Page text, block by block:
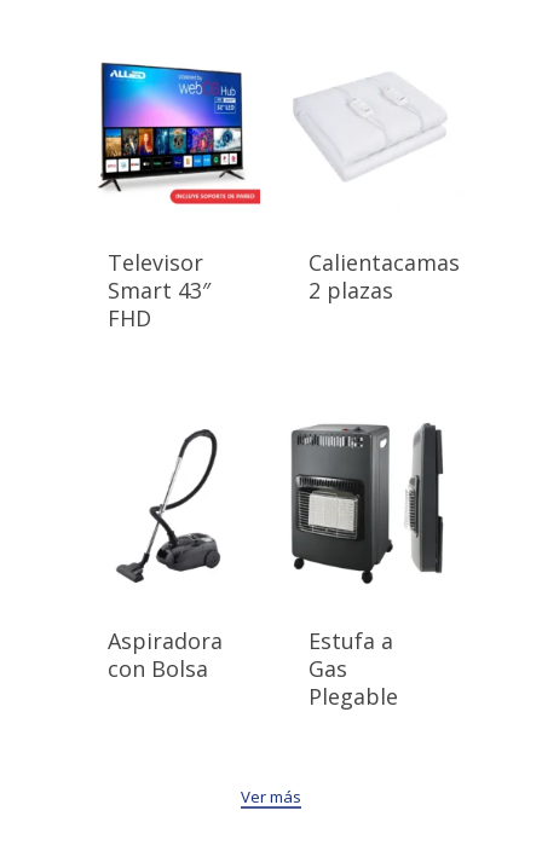
Televisor
Smart 43″
FHD
Calientacamas
2 plazas
Aspiradora
con Bolsa
Estufa a
Gas
Plegable
Ver más